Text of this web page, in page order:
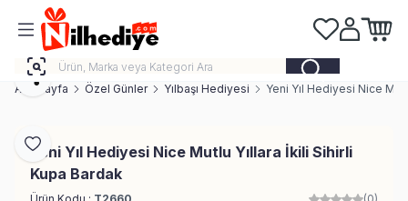
Favorilerim
Hesabım
Ana Sayfa Özel Günler Yılbaşı Hediyesi Yeni Yıl Hediyesi Nice
Favoriye Ekle
Paylaş
Yeni Yıl Hediyesi Nice Mutlu Yıllara İkili Sihirli
Kupa Bardak